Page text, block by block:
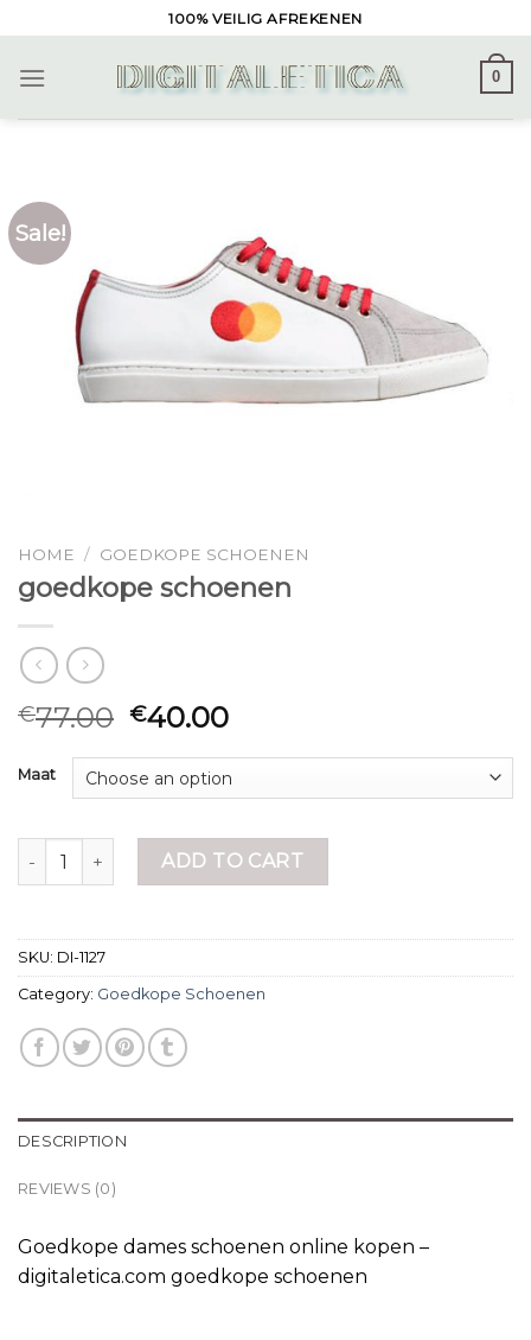
to
content
100% VEILIG AFREKENEN
0
Sale!
HOME / GOEDKOPE SCHOENEN
goedkope schoenen
€77.00 €40.00
Maat
goedkope schoenen quantity
ADD TO CART
SKU: DI-1127
Category: Goedkope Schoenen
DESCRIPTION
REVIEWS (0)
Goedkope dames schoenen online kopen –
digitaletica.com goedkope schoenen